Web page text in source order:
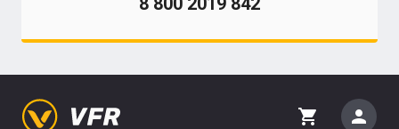
shopping_cart person